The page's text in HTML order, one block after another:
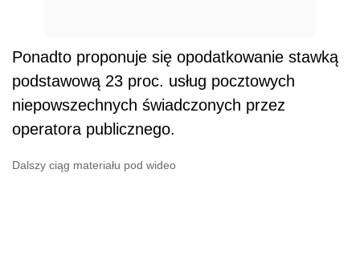
Ponadto proponuje się opodatkowanie stawką
podstawową 23 proc. usług pocztowych
niepowszechnych świadczonych przez
operatora publicznego.
Dalszy ciąg materiału pod wideo